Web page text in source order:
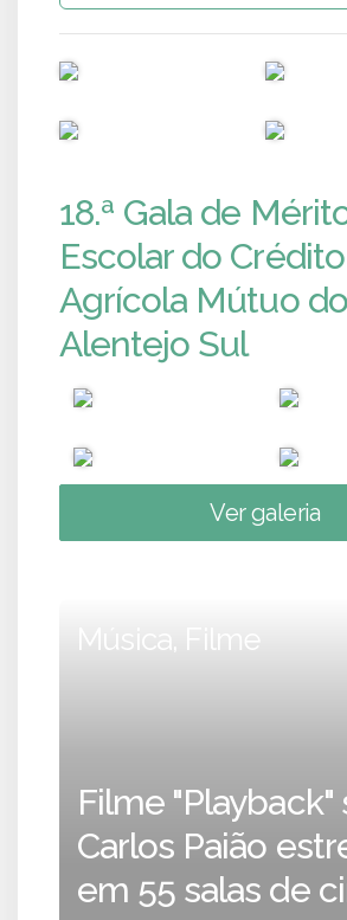
18.ª Gala de
Escolar do Crédito
Agrícola Mútuo do
Alentejo Sul
Ver galeria
Música, Filme
Filme "Playback"
Carlos Paião
em 55 salas de